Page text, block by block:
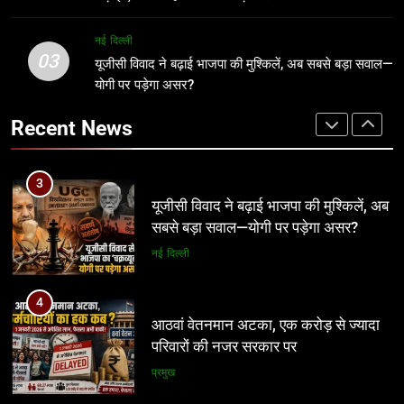
3
यूजीसी विवाद ने बढ़ाई भाजपा की मुश्किलें, अब
सबसे बड़ा सवाल—योगी पर पड़ेगा असर?
परिवारों की नजर सरकार पर
प्रमुख
5
महानगर का हर कार्यकर्ता अपने आप को जिला
अध्यक्ष समझे – शिवम रानू राजावत
अन्य
6
03
नई दिल्ली
यूजीसी विवाद ने बढ़ाई भाजपा की मुश्किलें, अब सबसे बड़ा सवाल—
योगी पर पड़ेगा असर?
Recent News
खेल
2
आदिवासी भीख नहीं, अपना अधिकार मांगता है,
आदिवासी कोड की लड़ाई एक बार नहीं 100
3
यूजीसी विवाद ने बढ़ाई भाजपा की मुश्किलें, अब
सबसे बड़ा सवाल—योगी पर पड़ेगा असर?
नई दिल्ली
4
आठवां वेतनमान अटका, एक करोड़ से ज्यादा
परिवारों की नजर सरकार पर
प्रमुख